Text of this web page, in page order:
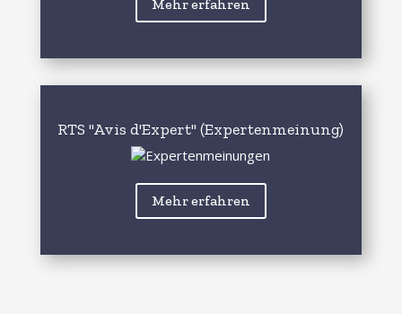
Mehr erfahren
RTS "Avis d'Expert" (Expertenmeinung)
Mehr erfahren